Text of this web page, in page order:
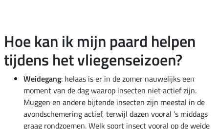
Hoe kan ik mijn paard helpen
tijdens het vliegenseizoen?
Weidegang: helaas is er in de zomer nauwelijks een
moment van de dag waarop insecten niet actief zijn.
Muggen en andere bijtende insecten zijn meestal in de
avondschemering actief, terwijl dazen vooral ’s middags
graag rondzoemen. Welk soort insect vooral op de weide